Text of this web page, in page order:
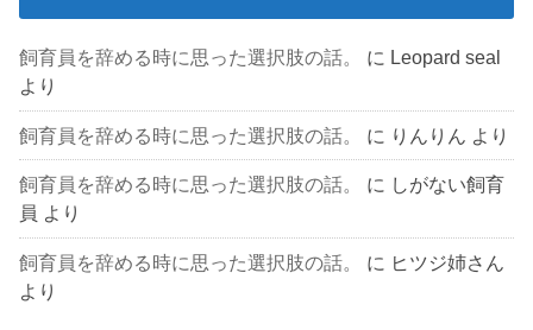
飼育員を辞める時に思った選択肢の話。 に Leopard seal
より
飼育員を辞める時に思った選択肢の話。 に りんりん より
飼育員を辞める時に思った選択肢の話。 に しがない飼育
員 より
飼育員を辞める時に思った選択肢の話。 に ヒツジ姉さん
より